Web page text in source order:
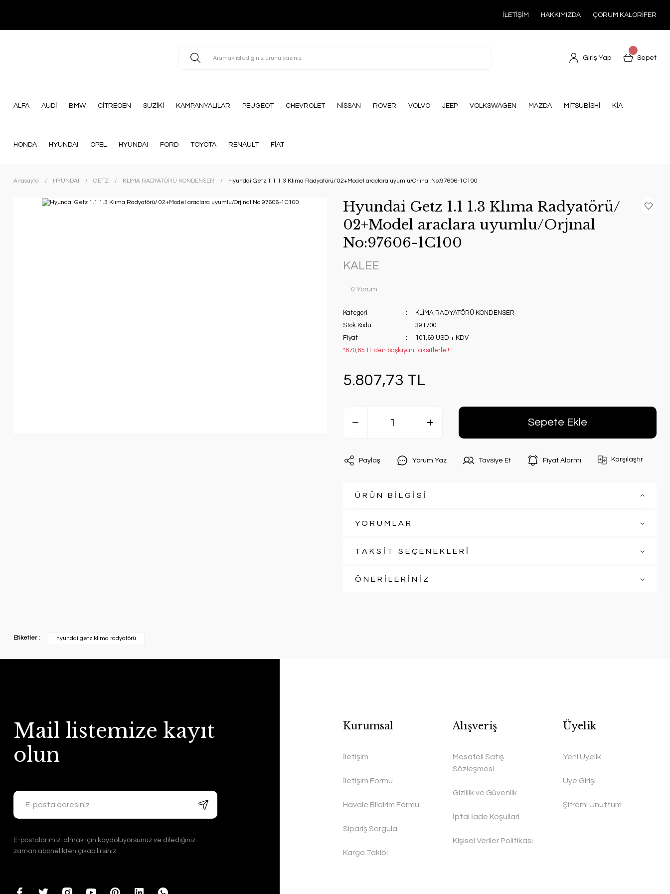
İLETİŞİM HAKKIMIZDA ÇORUM KALORİFER
Giriş Yap Sepet
ALFA AUDİ BMW CİTREOEN SUZİKİ KAMPANYALILAR PEUGEOT CHEVROLET NİSSAN ROVER VOLVO JEEP VOLKSWAGEN MAZDA MİTSUBİSHİ KİA
HONDA HYUNDAI OPEL HYUNDAI FORD TOYOTA RENAULT FİAT
Anasayfa HYUNDAI GETZ KLİMA RADYATÖRÜ KONDENSER Hyundai Getz 1.1 1.3 Klıma Radyatörü/ 02+Model araclara uyumlu/Orjınal No:97606-1C100
Hyundai Getz 1.1 1.3 Klıma Radyatörü/
02+Model araclara uyumlu/Orjınal
No:97606-1C100
KALEE
0 Yorum
Kategori
KLİMA RADYATÖRÜ KONDENSER
Stok Kodu
391700
Fiyat
101,69 USD + KDV
*670,65 TL den başlayan taksitlerle!!
5.807,73 TL
Sepete Ekle
Paylaş Yorum Yaz Tavsiye Et Fiyat Alarmı Karşılaştır
ÜRÜN BİLGİSİ
YORUMLAR
TAKSİT SEÇENEKLERİ
ÖNERİLERİNİZ
Etiketler : hyundai getz klima radyatörü
Mail listemize kayıt
olun
E-postalarımızı almak için kaydoluyorsunuz ve dilediğiniz
zaman abonelikten çıkabilirsiniz.
Kurumsal
İletişim
İletişim Formu
Havale Bildirim Formu
Sipariş Sorgula
Kargo Takibi
Alışveriş
Mesafeli Satış
Sözleşmesi
Gizlilik ve Güvenlik
İptal İade Koşullari
Kişisel Veriler Politikası
Üyelik
Yeni Üyelik
Üye Girişi
Şifremi Unuttum